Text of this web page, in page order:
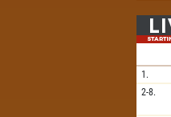
1.
2-8.